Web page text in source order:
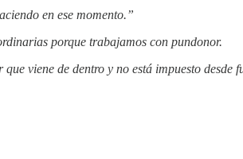
en ese momento.”
porque trabajamos con pundonor.
viene de dentro y no está impuesto